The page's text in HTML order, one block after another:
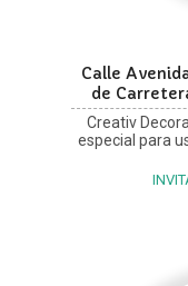
Calle
de
Creativ
especial para